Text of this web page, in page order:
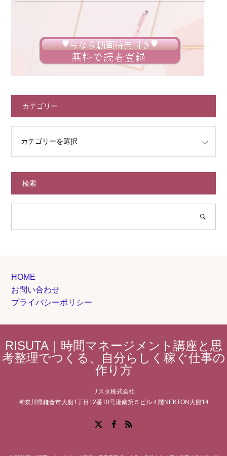
カテゴリー
検索
HOME
お問い合わせ
プライバシーポリシー
RISUTA｜時間マネージメント講座と思
考整理でつくる、自分らしく稼ぐ仕事の
作り方
リスタ株式会社
神奈川県鎌倉市大船1丁目12番10号湘南第５ビル４階NEKTON大船14